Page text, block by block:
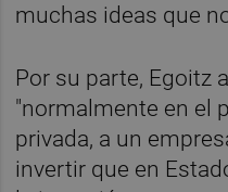
muchas ideas que
Por su parte, Egoitz
"normalmente en el
privada, a un
invertir que en